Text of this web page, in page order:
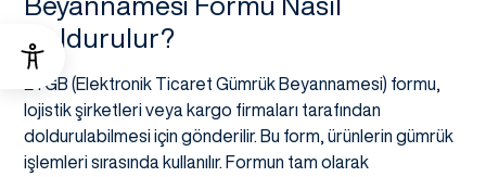
Doldurulur?
ETGB (Elektronik Ticaret Gümrük Beyannamesi) formu,
lojistik şirketleri veya kargo firmaları tarafından
doldurulabilmesi için gönderilir. Bu form, ürünlerin gümrük
işlemleri sırasında kullanılır. Formun tam olarak